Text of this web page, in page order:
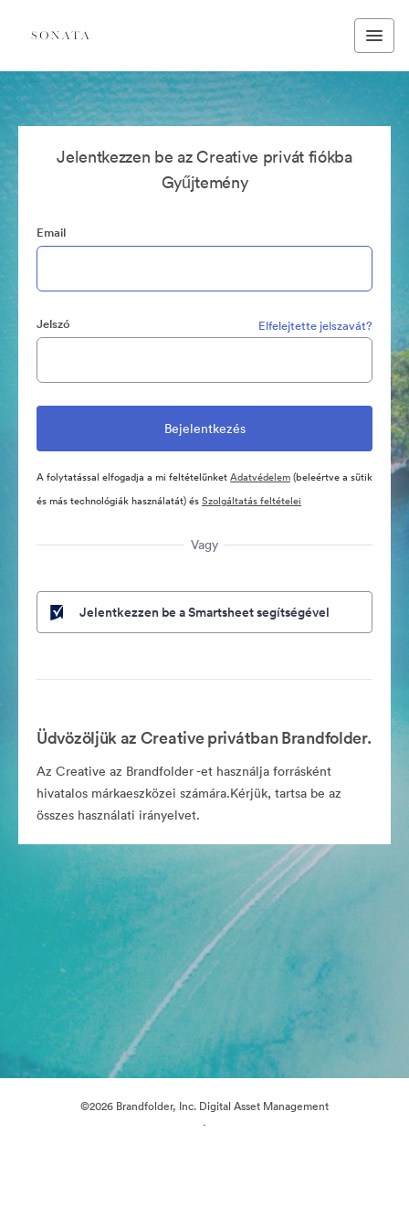
Jelentkezzen be az Creative privát fiókba
Gyűjtemény
Email
Jelszó Elfelejtette jelszavát?
A folytatással elfogadja a mi feltételünketAdatvédelem(beleértve a sütik
és más technológiák használatát) ésSzolgáltatás feltételei
Vagy
Jelentkezzen be a Smartsheet segítségével
Üdvözöljük az Creative privátban Brandfolder.
Az Creative az Brandfolder -et használja forrásként
hivatalos márkaeszközei számára.Kérjük, tartsa be az
összes használati irányelvet.
©2026 Brandfolder, Inc. Digital Asset Management
·